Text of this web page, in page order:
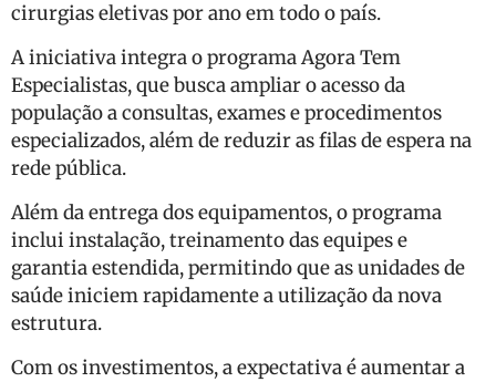
cirurgias eletivas por ano em todo o país.
A iniciativa integra o programa Agora Tem
Especialistas, que busca ampliar o acesso da
população a consultas, exames e procedimentos
especializados, além de reduzir as filas de espera na
rede pública.
Além da entrega dos equipamentos, o programa
inclui instalação, treinamento das equipes e
garantia estendida, permitindo que as unidades de
saúde iniciem rapidamente a utilização da nova
estrutura.
Com os investimentos, a expectativa é aumentar a